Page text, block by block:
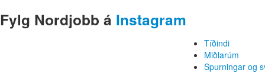
Fylg Nordjobb á Instagram
Tíðindi
Miðlarúm
Spurningar og